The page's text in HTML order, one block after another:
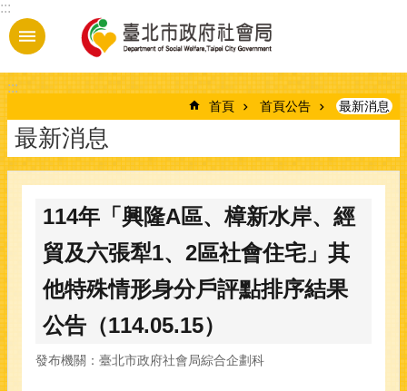
跳到主要內容區塊
:::
:::
首頁 首頁公告 最新消息
最新消息
114年「興隆A區、樟新水岸、經
貿及六張犁1、2區社會住宅」其
他特殊情形身分戶評點排序結果
公告（114.05.15）
發布機關：臺北市政府社會局綜合企劃科